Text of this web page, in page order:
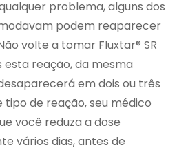
problema, alguns dos
podem reaparecer
volte a tomar Fluxtar® SR
reação, da mesma
em dois ou três
tipo de reação, seu médico
você reduza a dose
vários dias, antes de